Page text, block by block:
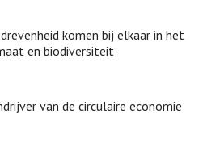
komen bij elkaar in het
en biodiversiteit
van de circulaire economie